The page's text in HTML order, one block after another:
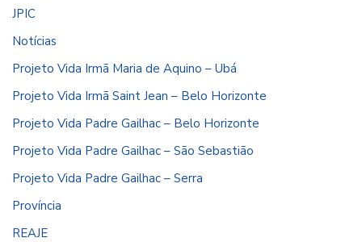
JPIC
Notícias
Projeto Vida Irmã Maria de Aquino – Ubá
Projeto Vida Irmã Saint Jean – Belo Horizonte
Projeto Vida Padre Gailhac – Belo Horizonte
Projeto Vida Padre Gailhac – São Sebastião
Projeto Vida Padre Gailhac – Serra
Província
REAJE